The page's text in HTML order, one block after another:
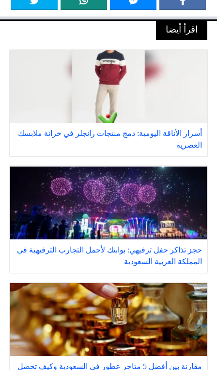
اقرأ أيضا
أسرار الأناقة اليومية: دمج منتجات رانجلر في خزانة ملابسك
العصرية
حجز تذاكر حفل ترفيهي: بوابتك لأجمل التجارب الترفيهية في
المملكة العربية السعودية
مقارنة بين أفضل 5 متاجر عطور في السعودية وكيف تحصل